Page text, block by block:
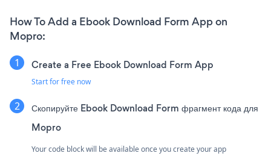
How To Add a Ebook Download Form App on
Mopro:
Create a Free Ebook Download Form App
Start for free now
Скопируйте Ebook Download Form фрагмент кода для
Mopro
Your code block will be available once you create your app